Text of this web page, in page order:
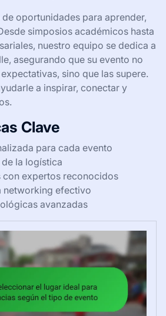
oportunidades para aprender,
simposios académicos hasta
nuestro equipo se dedica a
asegurando que su evento no
sino que las supere.
a inspirar, conectar y
Clave
para cada evento
la logística
con expertos reconocidos
networking efectivo
avanzadas